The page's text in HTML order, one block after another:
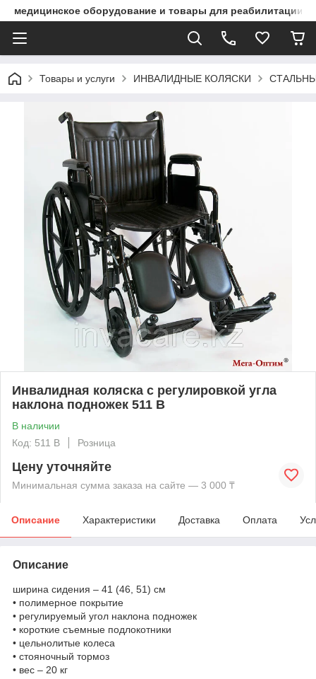
медицинское оборудование и товары для реабилитации
Товары и услуги ИНВАЛИДНЫЕ КОЛЯСКИ
Инвалидная коляска с регулировкой угла
наклона подножек 511 B
В наличии
Код: 511 B
Розница
Цену уточняйте
Минимальная сумма заказа на сайте — 3 000 ₸
Описание Характеристики Доставка Оплата
Описание
ширина сидения – 41 (46, 51) см
• полимерное покрытие
• регулируемый угол наклона подножек
• короткие съемные подлокотники
• цельнолитые колеса
• стояночный тормоз
• вес – 20 кг